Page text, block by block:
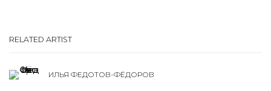
RELATED ARTIST
ИЛЬЯ ФЕДОТОВ-ФЁДОРОВ